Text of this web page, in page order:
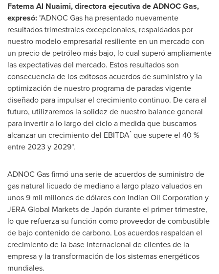
Fatema Al Nuaimi, directora ejecutiva de ADNOC Gas,
expresó: "ADNOC Gas ha presentado nuevamente
resultados trimestrales excepcionales, respaldados por
nuestro modelo empresarial resiliente en un mercado con
un precio de petróleo más bajo, lo cual superó ampliamente
las expectativas del mercado. Estos resultados son
consecuencia de los exitosos acuerdos de suministro y la
optimización de nuestro programa de paradas vigente
diseñado para impulsar el crecimiento continuo. De cara al
futuro, utilizaremos la solidez de nuestro balance general
para invertir a lo largo del ciclo a medida que buscamos
alcanzar un crecimiento del EBITDA* que supere el 40 %
entre 2023 y 2029".
ADNOC Gas firmó una serie de acuerdos de suministro de
gas natural licuado de mediano a largo plazo valuados en
unos 9 mil millones de dólares con Indian Oil Corporation y
JERA Global Markets de Japón durante el primer trimestre,
lo que refuerza su función como proveedor de combustible
de bajo contenido de carbono. Los acuerdos respaldan el
crecimiento de la base internacional de clientes de la
empresa y la transformación de los sistemas energéticos
mundiales.